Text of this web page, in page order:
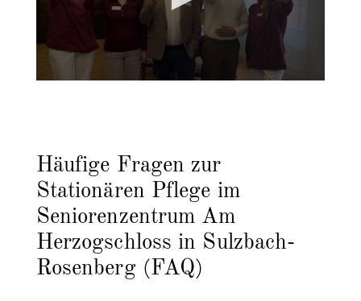
Häufige Fragen zur
Stationären Pflege im
Seniorenzentrum Am
Herzogschloss in Sulzbach-
Rosenberg (FAQ)